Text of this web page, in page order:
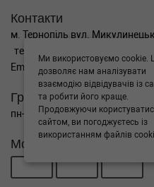
Контакти
м. Тернопіль вул.
тел. +38(099)650-59-19
Email. autokitparts@yahoo.com
Графік роботи
пн-пт з 9:00 до 17:00, сб -
Можна розраховуватися
Ми використовуємо cookie.
дозволяє нам аналізувати
взаємодію відвідувачів із
та робити його краще.
Продовжуючи
сайтом, ви погоджуєтесь із
використанням файлів